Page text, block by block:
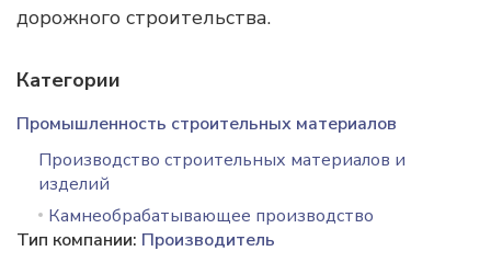
дорожного строительства.
Категории
Промышленность строительных материалов
Производство строительных материалов и
изделий
Камнеобрабатывающее производство
Тип компании: Производитель